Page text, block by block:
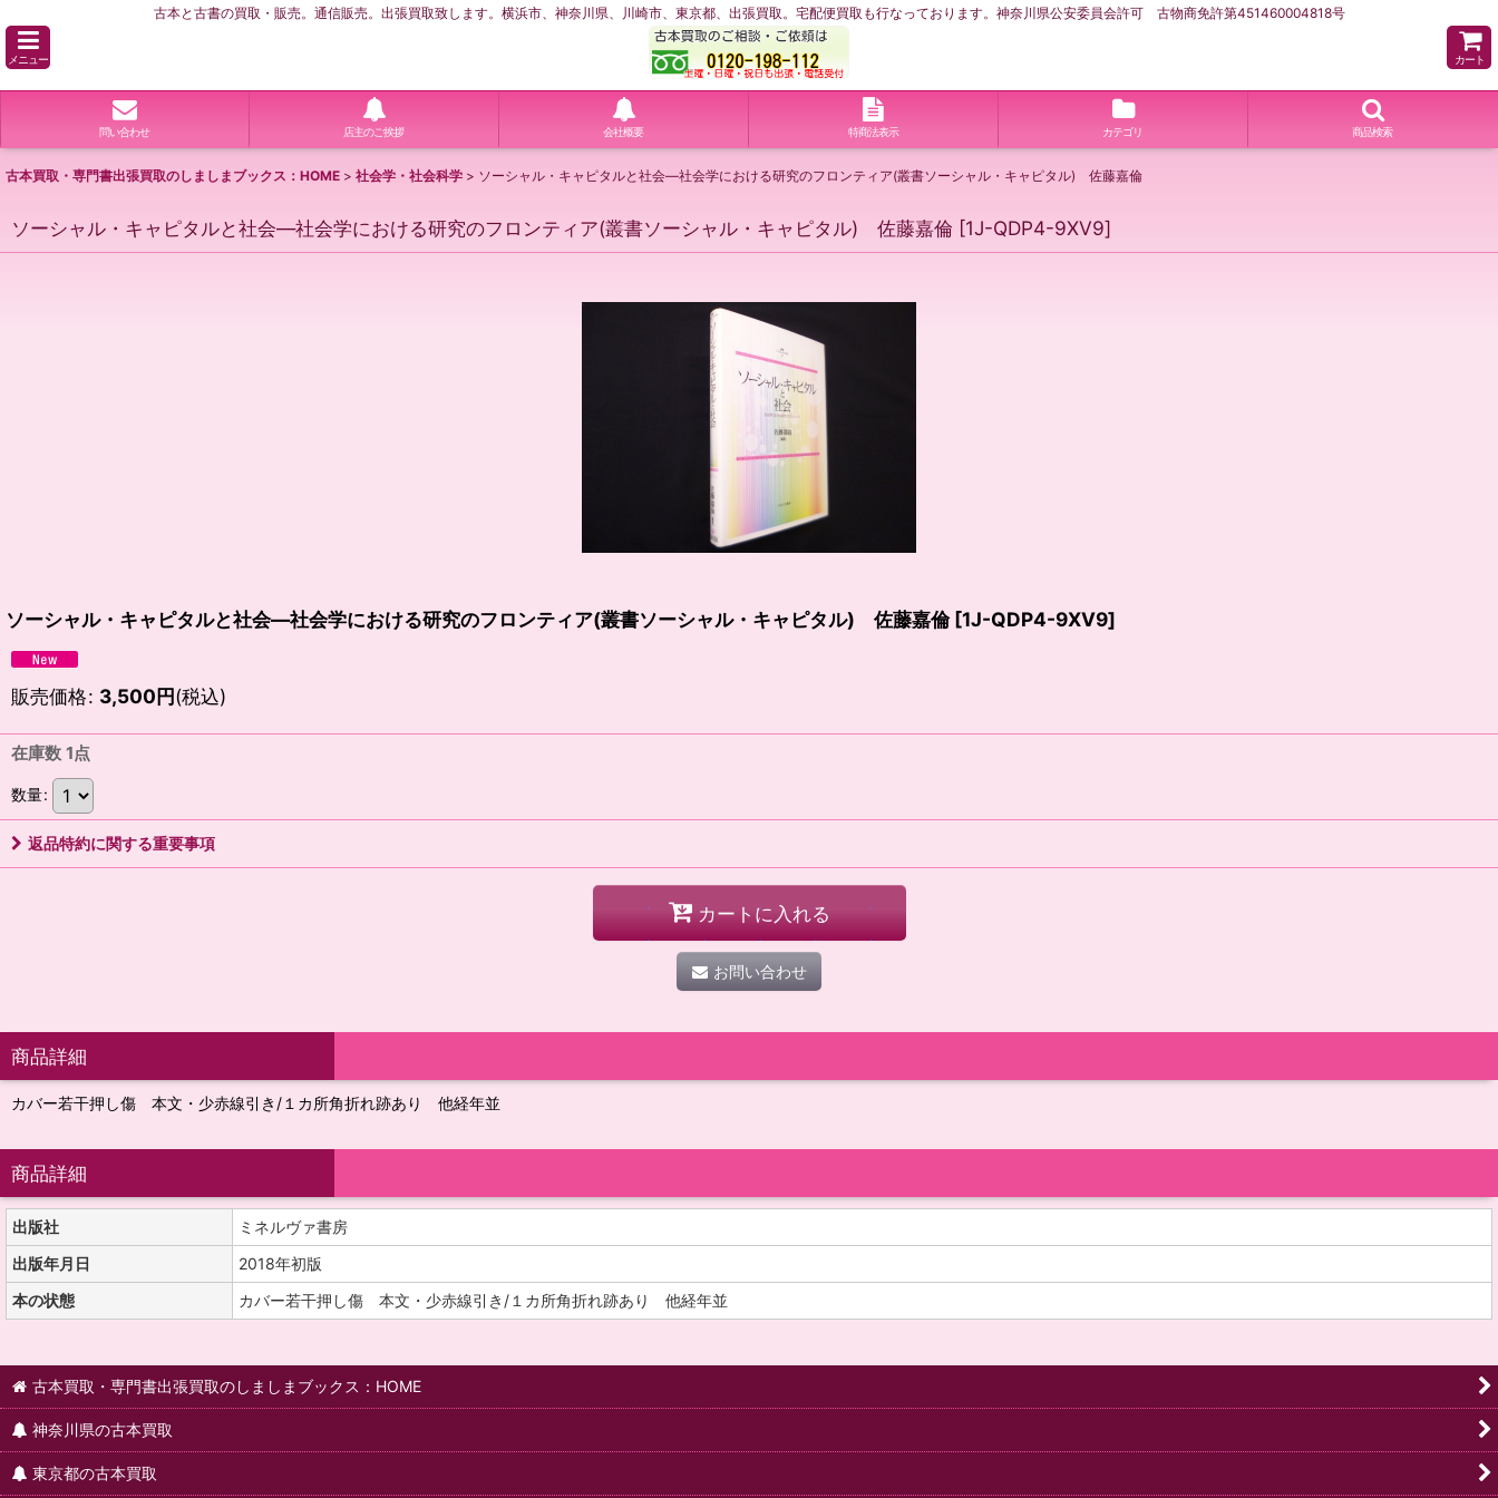
古本と古書の買取・販売。通信販売。出張買取致します。横浜市、神奈川県、川崎市、東京都、出張買取。宅配便買取も行なっております。神奈川県公安委員会許可 古物商免許第451460004818号
メニュー カート
問い合わせ 店主のご挨拶 会社概要 特商法表示 カテゴリ 商品検索
古本買取・専門書出張買取のしましまブックス：HOME > 社会学・社会科学 > ソーシャル・キャピタルと社会―社会学における研究のフロンティア(叢書ソーシャル・キャピタル) 佐藤嘉倫
ソーシャル・キャピタルと社会―社会学における研究のフロンティア(叢書ソーシャル・キャピタル) 佐藤嘉倫 [1J-QDP4-9XV9]
ソーシャル・キャピタルと社会―社会学における研究のフロンティア(叢書ソーシャル・キャピタル) 佐藤嘉倫 [1J-QDP4-9XV9]
販売価格: 3,500円(税込)
在庫数 1点
数量:
返品特約に関する重要事項
カートに入れる
お問い合わせ
商品詳細
カバー若干押し傷 本文・少赤線引き/１カ所角折れ跡あり 他経年並
商品詳細
出版社
ミネルヴァ書房
出版年月日
2018年初版
本の状態
カバー若干押し傷 本文・少赤線引き/１カ所角折れ跡あり 他経年並
古本買取・専門書出張買取のしましまブックス：HOME
神奈川県の古本買取
東京都の古本買取